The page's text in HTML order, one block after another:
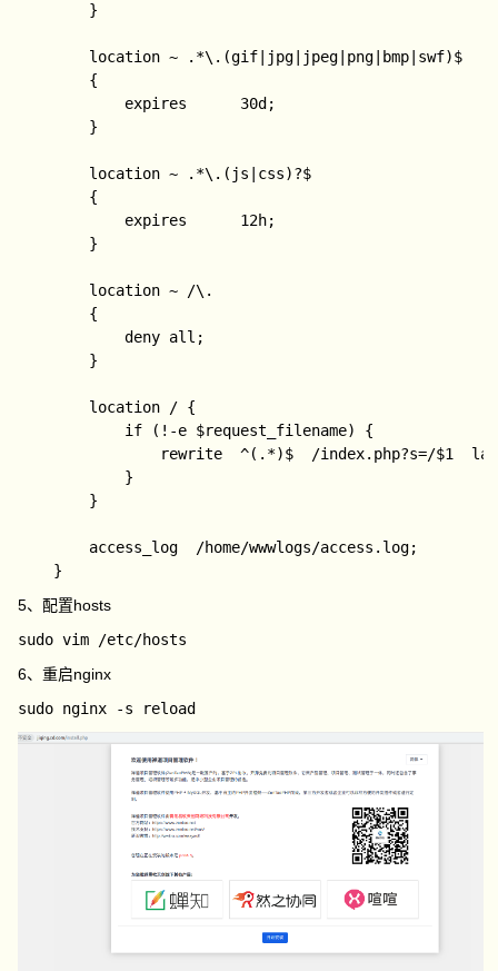
        }
        location ~ .*\.(gif|jpg|jpeg|png|bmp|swf)$
        {
            expires      30d;
        }
        location ~ .*\.(js|css)?$
        {
            expires      12h;
        }
        location ~ /\.
        {
            deny all;
        }
        location / {
            if (!-e $request_filename) {
rewrite  ^(.*)$  /index.php?s=/$1
            }
        }
        access_log  /home/wwwlogs/access.log;
5、配置hosts
6、重启nginx